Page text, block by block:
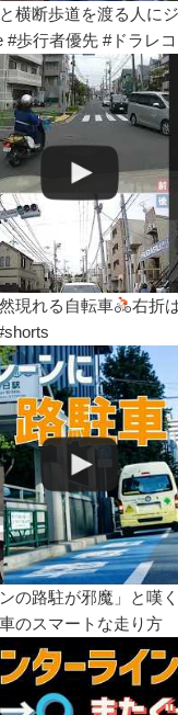
横断歩道を渡る人に
#歩行者優先 #ドラレコ
現れる自転車
右折
の路駐が邪魔」と嘆
のスマートな走り方